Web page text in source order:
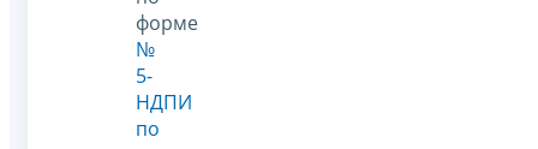
форме
№
5-
НДПИ
по